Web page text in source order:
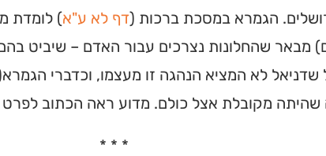
הגמרא במסכת ברכות (דף לא ע"א) לומדת
מבאר שהחלונות נצרכים עבור האדם – שיביט בהם
שדניאל לא המציא הנהגה זו מעצמו, וכדברי
שהיתה מקובלת אצל כולם. מדוע ראה הכתוב לפרט
* * *